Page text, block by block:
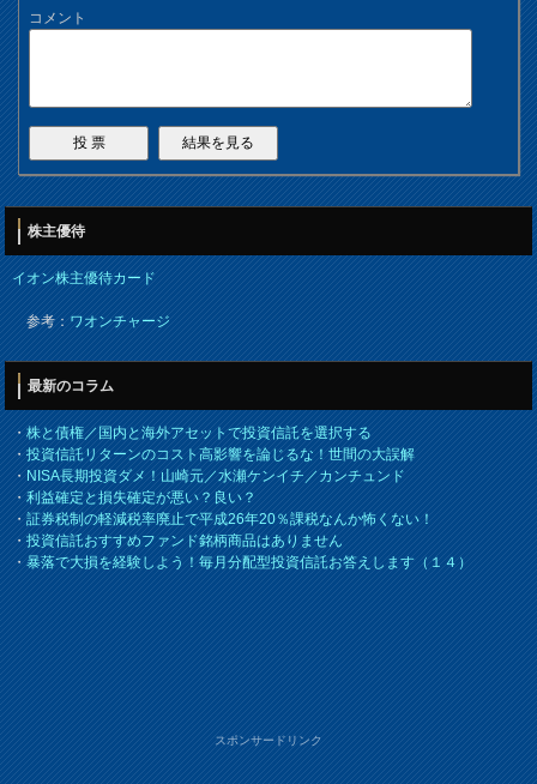
コメント
株主優待
イオン株主優待カード
参考：ワオンチャージ
最新のコラム
・株と債権／国内と海外アセットで投資信託を選択する
・投資信託リターンのコスト高影響を論じるな！世間の大誤解
・NISA長期投資ダメ！山崎元／水瀬ケンイチ／カンチュンド
・利益確定と損失確定が悪い？良い？
・証券税制の軽減税率廃止で平成26年20％課税なんか怖くない！
・投資信託おすすめファンド銘柄商品はありません
・暴落で大損を経験しよう！毎月分配型投資信託お答えします（１４）
スポンサードリンク